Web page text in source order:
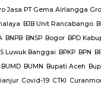
Jasa PT Gema Airlangga
BJB Unit Rancabango
BNPB BNSP Bogor BPD
Luwuk Banggai BPKP BPN
BUMD BUMN Bupati Aceh
Covid-19 CTKI